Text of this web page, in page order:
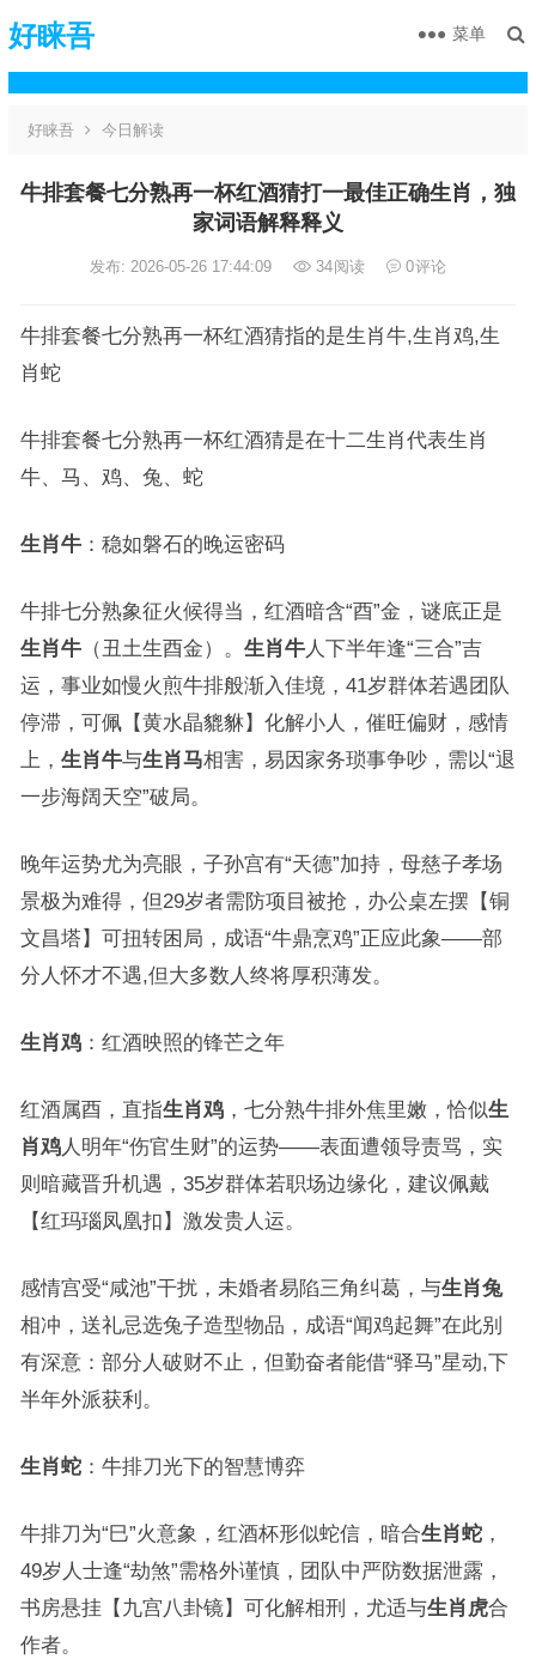
好睐吾 菜单
好睐吾 今日解读
牛排套餐七分熟再一杯红酒猜打一最佳正确生肖，独
家词语解释释义
发布: 2026-05-26 17:44:09 34阅读 0评论
牛排套餐七分熟再一杯红酒猜指的是生肖牛,生肖鸡,生
肖蛇
牛排套餐七分熟再一杯红酒猜是在十二生肖代表生肖
牛、马、鸡、兔、蛇
生肖牛：稳如磐石的晚运密码
牛排七分熟象征火候得当，红酒暗含“酉”金，谜底正是
生肖牛（丑土生酉金）。 生肖牛人下半年逢“三合”吉
运，事业如慢火煎牛排般渐入佳境，41岁群体若遇团队
停滞，可佩【黄水晶貔貅】化解小人，催旺偏财，感情
上， 生肖牛与生肖马相害，易因家务琐事争吵，需以“退
一步海阔天空”破局。
晚年运势尤为亮眼，子孙宫有“天德”加持，母慈子孝场
景极为难得，但29岁者需防项目被抢，办公桌左摆【铜
文昌塔】可扭转困局，成语“牛鼎烹鸡”正应此象——部
分人怀才不遇,但大多数人终将厚积薄发。
生肖鸡：红酒映照的锋芒之年
红酒属酉，直指生肖鸡，七分熟牛排外焦里嫩，恰似生
肖鸡人明年“伤官生财”的运势——表面遭领导责骂，实
则暗藏晋升机遇，35岁群体若职场边缘化，建议佩戴
【红玛瑙凤凰扣】激发贵人运。
感情宫受“咸池”干扰，未婚者易陷三角纠葛，与生肖兔
相冲，送礼忌选兔子造型物品，成语“闻鸡起舞”在此别
有深意：部分人破财不止，但勤奋者能借“驿马”星动,下
半年外派获利。
生肖蛇：牛排刀光下的智慧博弈
牛排刀为“巳”火意象，红酒杯形似蛇信，暗合生肖蛇，
49岁人士逢“劫煞”需格外谨慎，团队中严防数据泄露，
书房悬挂【九宫八卦镜】可化解相刑，尤适与生肖虎合
作者。